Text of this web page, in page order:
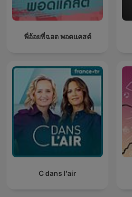
พี่อ้อยพี่ฉอด พอดแคสต์
C dans l'air